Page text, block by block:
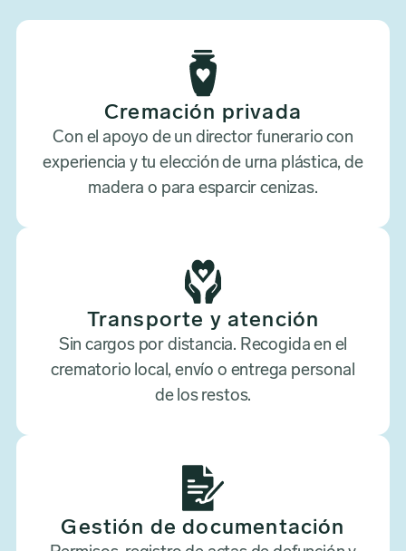
Cremación privada
Con el apoyo de un director funerario con
experiencia y tu elección de urna plástica, de
madera o para esparcir cenizas.
Transporte y atención
Sin cargos por distancia. Recogida en el
crematorio local, envío o entrega personal
de los restos.
Gestión de documentación